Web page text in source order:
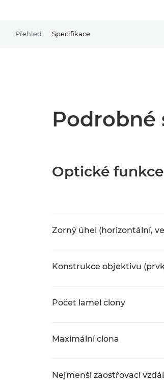
Přehled Specifikace
Podrobné
Optické
Zorný úhel (horizontální,
Konstrukce objektivu
Počet lamel clony
Maximální clona
Nejmenší zaostřovací